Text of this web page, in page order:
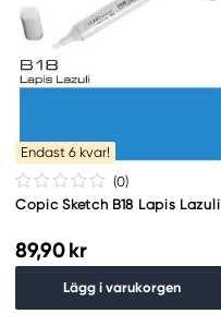
Endast 6 kvar!
(0)
Copic Sketch B18 Lapis Lazuli
89,90 kr
Lägg i varukorgen